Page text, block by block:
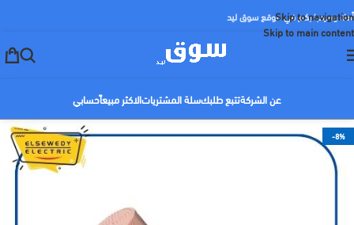
Skip to navigation
Skip to main content
أهلا ومرحبا بكم في موقع سوق ليد
عن الشركةتتبع طلبكسلة المشترياتالاكثر مبيعاًحسابي
-8%